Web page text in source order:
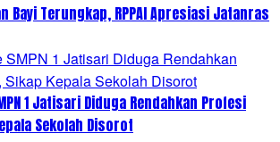
Bayi Terungkap, RPPAI Apresiasi Jatanras
1 Jatisari Diduga Rendahkan Profesi
Sekolah Disorot